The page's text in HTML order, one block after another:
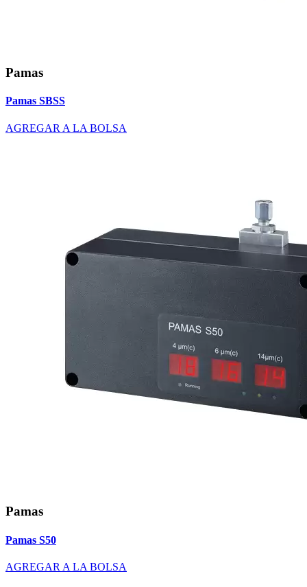
Pamas
Pamas SBSS
AGREGAR A LA BOLSA
Pamas
Pamas S50
AGREGAR A LA BOLSA